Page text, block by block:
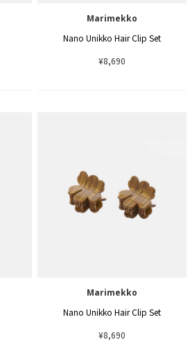
Marimekko
Nano Unikko Hair Clip Set
¥8,690
Marimekko
Nano Unikko Hair Clip Set
¥8,690